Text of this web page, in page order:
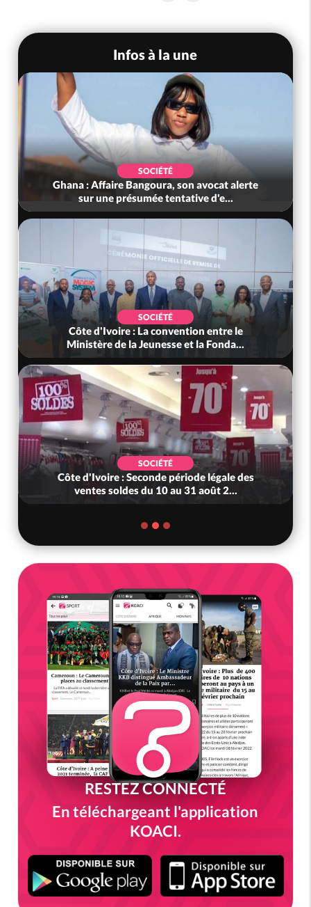
Infos à la une
SOCIÉTÉ
Ghana : Affaire Bangoura, son avocat alerte
sur une présumée tentative d'e...
SOCIÉTÉ
Côte d'Ivoire : La convention entre le
Ministère de la Jeunesse et la Fonda...
SOCIÉTÉ
Côte d'Ivoire : Seconde période légale des
ventes soldes du 10 au 31 août 2...
RESTEZ CONNECTÉ
En téléchargeant l'application
KOACI.